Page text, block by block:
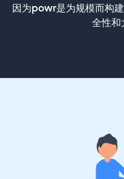
因为powr是为规模而构
全性和